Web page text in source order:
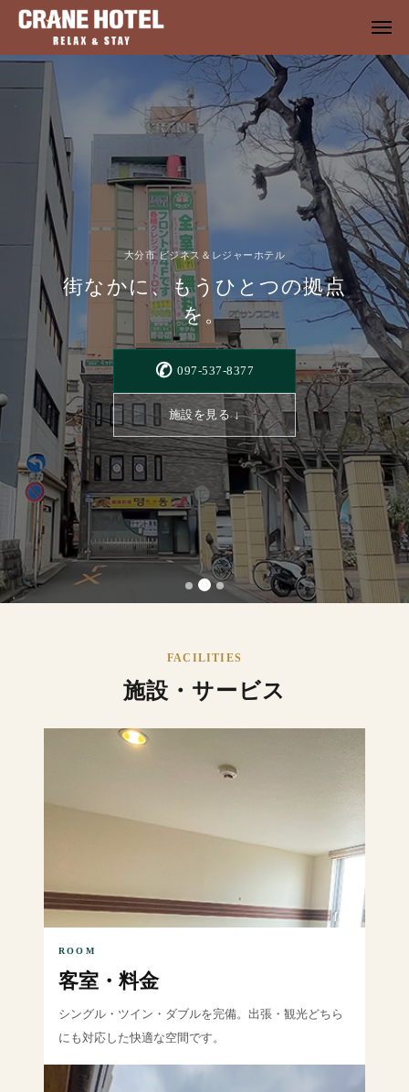
大分市 ビジネス＆レジャーホテル
街なかに、もうひとつの拠点
を。
✆ 097-537-8377
施設を見る ↓
FACILITIES
施設・サービス
ROOM
客室・料金
シングル・ツイン・ダブルを完備。出張・観光どちら
にも対応した快適な空間です。